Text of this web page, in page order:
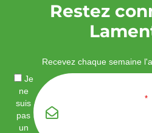
Restez
Recevez chaque semaine
Je
ne
suis
pas
un
*